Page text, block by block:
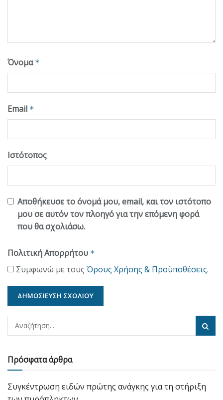
Όνομα *
Email *
Ιστότοπος
Αποθήκευσε το όνομά μου, email, και τον ιστότοπο
μου σε αυτόν τον πλοηγό για την επόμενη φορά
που θα σχολιάσω.
Πολιτική Απορρήτου *
Συμφωνώ με τους Όρους Χρήσης & Προϋποθέσεις.
Πρόσφατα άρθρα
Συγκέντρωση ειδών πρώτης ανάγκης για τη στήριξη